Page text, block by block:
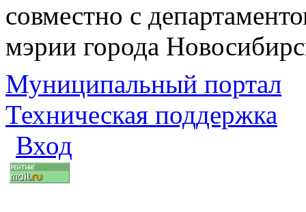
совместно с
мэрии города
Муниципальный портал
Техническая поддержка
Вход